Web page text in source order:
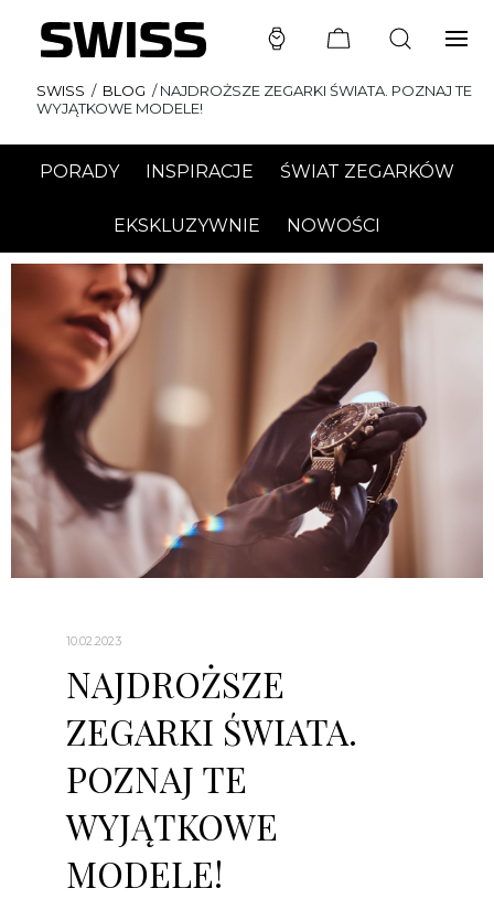
SWISS / BLOG /NAJDROŻSZE ZEGARKI ŚWIATA. POZNAJ TE
WYJĄTKOWE MODELE!
PORADY INSPIRACJE ŚWIAT ZEGARKÓW
EKSKLUZYWNIE NOWOŚCI
10.02.2023
NAJDROŻSZE
ZEGARKI ŚWIATA.
POZNAJ TE
WYJĄTKOWE
MODELE!